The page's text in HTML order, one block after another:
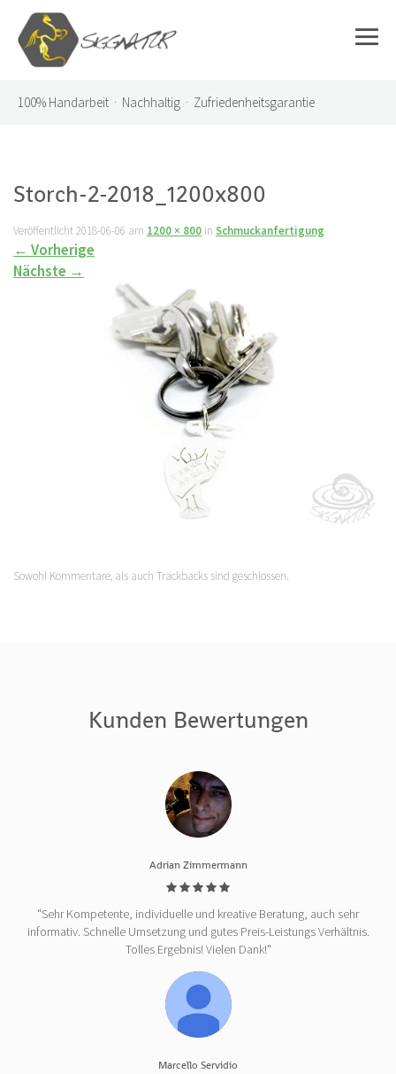
100% Handarbeit · Nachhaltig · Zufriedenheitsgarantie
Storch-2-2018_1200x800
Veröffentlicht2018-06-06 am 1200 × 800 in Schmuckanfertigung
← Vorherige
Nächste →
Sowohl Kommentare, als auch Trackbacks sind geschlossen.
Kunden Bewertungen
Adrian Zimmermann
"Sehr Kompetente, individuelle und kreative Beratung, auch sehr
informativ. Schnelle Umsetzung und gutes Preis-Leistungs Verhältnis.
Tolles Ergebnis! Vielen Dank!"
Marcello Servidio